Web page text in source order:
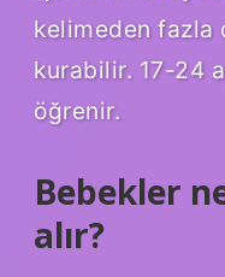
kelimeden fazla
kurabilir. 17-24
öğrenir.
Bebekler
alır?